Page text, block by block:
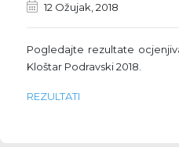
12 Ožujak, 2018
Pogledajte rezultate
Kloštar Podravski 2018.
REZULTATI